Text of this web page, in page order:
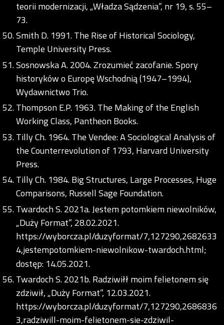
teorii modernizacji, „Władza Sądzenia”, nr 19, s. 55–
73.
Smith D. 1991. The Rise of Historical Sociology,
Temple University Press.
Sosnowska A. 2004. Zrozumieć zacofanie. Spory
historyków o Europę Wschodnią (1947–1994),
Wydawnictwo Trio.
Thompson E.P. 1963. The Making of the English
Working Class, Pantheon Books.
Tilly Ch. 1964. The Vendee: A Sociological Analysis of
the Counterrevolution of 1793, Harvard University
Press.
Tilly Ch. 1984. Big Structures, Large Processes, Huge
Comparisons, Russell Sage Foundation.
Twardoch S. 2021a. Jestem potomkiem niewolników,
„Duży Format”, 28.02.2021.
https://wyborcza.pl/duzyformat/7,127290,2682633
4,jestempotomkiem-niewolnikow-twardoch.html;
dostęp: 14.05.2021.
Twardoch S. 2021b. Radziwiłł moim felietonem się
zdziwił, „Duży Format”, 12.03.2021.
https://wyborcza.pl/duzyformat/7,127290,2686836
3,radziwill-moim-felietonem-sie-zdziwil-